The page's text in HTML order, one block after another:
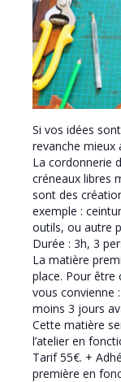
Si vos idées
revanche mieux
La cordonnerie
créneaux libres
sont des
exemple :
outils, ou autre
Durée : 3h, 3
La matière
place. Pour être
vous convienne
moins 3 jours
Cette matière
l’atelier en
Tarif 55€. +
première en